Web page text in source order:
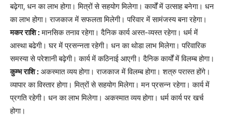
बढ़ेगा, धन का लाभ होगा। मित्रों से सहयोग मिलेगा। कार्यों में उत्साह बनेगा। धन
का लाभ होगा। राजकाज में सफलता मिलेगी। परिवार में सामंजस्य बना रहेगा।
मकर राशि :मानसिक तनाव रहेगा। दैनिक कार्य अस्त-व्यस्त रहेगा। धर्म में
आस्था बढेगी। घर में प्रसन्नता रहेगी। धन का थोडा लाभ मिलेगा। परिवारिक
समस्या से परेशानी बढ़ेगी। कार्य में कठिनाई आएगी। दैनिक कार्यों में विलम्ब होगा।
कुम्भ राशि : अकस्मात व्यय होगा। राजकाज में विलम्ब होगा। शत्रु परास्त होंगे।
व्यापार का विस्तार होगा। मित्रों से सहयोग मिलेगा। मन प्रसन्न रहेगा। कार्य में
प्रगति रहेगी। धन का लाभ मिलेगा। अकस्मात व्यय होगा। धर्म कार्य पर खर्च
होगा।